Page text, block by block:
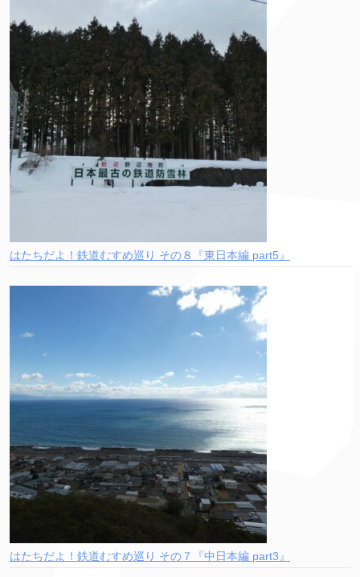
はたちだよ！鉄道むすめ巡り その８『東日本編 part5』
はたちだよ！鉄道むすめ巡り その７『中日本編 part3』